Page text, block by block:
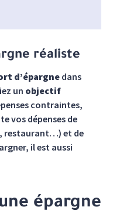
réaliste
d’épargne dans
un objectif
contraintes,
vos dépenses de
restaurant…) et de
il est aussi
épargne